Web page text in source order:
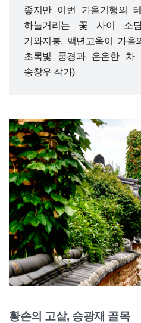
좋지만 이번 가을기행의
하늘거리는 꽃 사이 소
기와지붕, 백년고옥이 가을
초록빛 풍경과 은은한 차
송창우 작가)
황손의 고샅, 승광재 골목